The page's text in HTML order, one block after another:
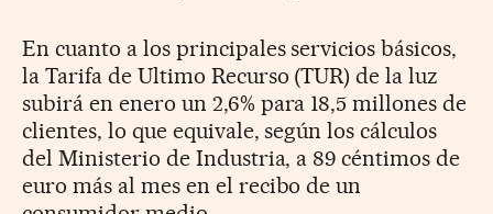
En cuanto a los principales servicios básicos,
la Tarifa de Ultimo Recurso (TUR) de la luz
subirá en enero un 2,6% para 18,5 millones de
clientes, lo que equivale, según los cálculos
del Ministerio de Industria, a 89 céntimos de
euro más al mes en el recibo de un